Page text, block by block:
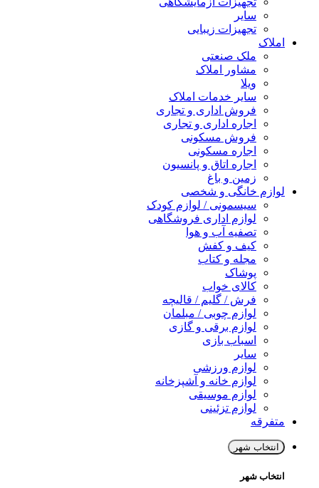
سایر
تجهیزات زیبایی
املاک
ملک صنعتی
مشاور املاک
ویلا
سایر خدمات املاک
فروش اداری و تجاری
اجاره اداری و تجاری
فروش مسکونی
اجاره مسکونی
اجاره اتاق و پانسیون
زمین و باغ
لوازم خانگی و شخصی
سیسمونی / لوازم کودک
لوازم اداری فروشگاهی
تصفیه آب و هوا
کیف و کفش
مجله و کتاب
پوشاک
کالای خواب
فرش / گلیم / قالیچه
لوازم چوبی / مبلمان
لوازم برقی و گازی
اسباب بازی
سایر
لوازم ورزشی
لوازم خانه و آشپزخانه
لوازم موسیقی
لوازم تزئینی
متفرقه
انتخاب شهر
انتخاب شهر